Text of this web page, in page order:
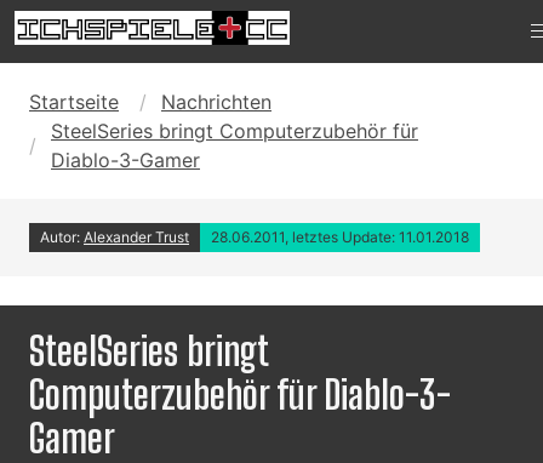
Startseite
Nachrichten
SteelSeries bringt Computerzubehör für
Diablo-3-Gamer
Autor: Alexander Trust 28.06.2011, letztes Update: 11.01.2018
SteelSeries bringt
Computerzubehör für Diablo-3-
Gamer